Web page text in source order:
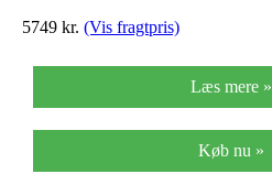
5749 kr. (Vis fragtpris)
Læs mere »
Køb nu »